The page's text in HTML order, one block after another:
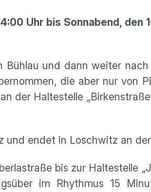
Uhr bis Sonnabend, den
und dann weiter
die aber nur von
der Haltestelle
und endet in Loschwitz an
bis zur Haltestelle
im Rhythmus 15